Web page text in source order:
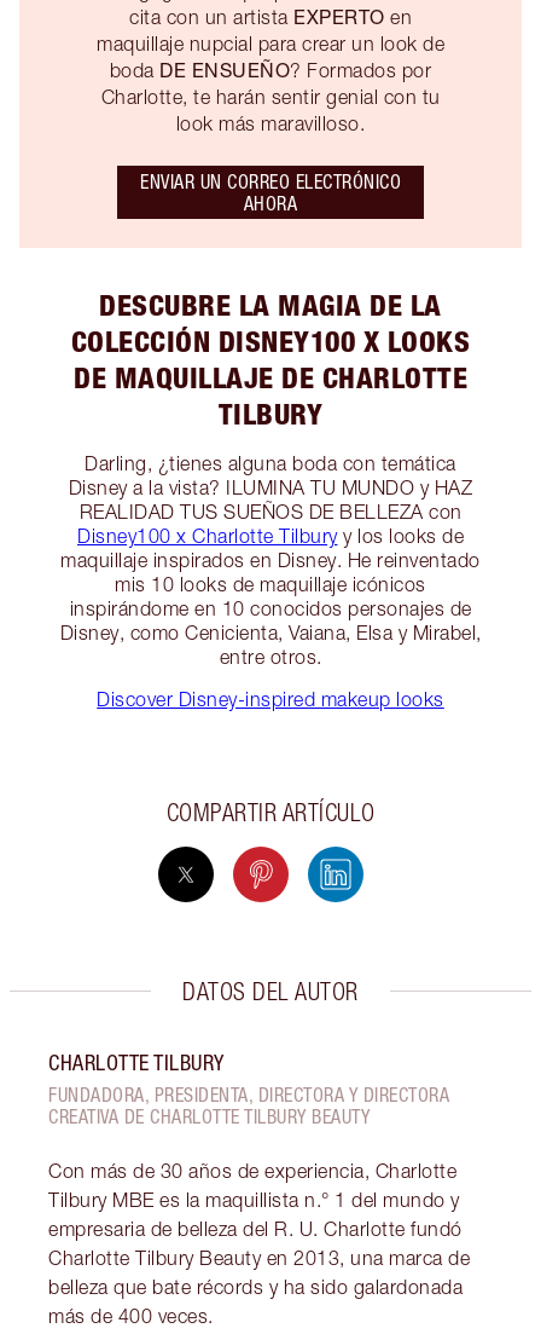
cita con un artista EXPERTO en
maquillaje nupcial para crear un look de
boda DE ENSUEÑO? Formados por
Charlotte, te harán sentir genial con tu
look más maravilloso.
ENVIAR UN CORREO ELECTRÓNICO
AHORA
DESCUBRE LA MAGIA DE LA
COLECCIÓN DISNEY100 X LOOKS
DE MAQUILLAJE DE CHARLOTTE
TILBURY
Darling, ¿tienes alguna boda con temática
Disney a la vista? ILUMINA TU MUNDO y HAZ
REALIDAD TUS SUEÑOS DE BELLEZA con
Disney100 x Charlotte Tilburyy los looks de
maquillaje inspirados en Disney. He reinventado
mis 10 looks de maquillaje icónicos
inspirándome en 10 conocidos personajes de
Disney, como Cenicienta, Vaiana, Elsa y Mirabel,
entre otros.
Discover Disney-inspired makeup looks
COMPARTIR ARTÍCULO
DATOS DEL AUTOR
CHARLOTTE TILBURY
FUNDADORA, PRESIDENTA, DIRECTORA Y DIRECTORA
CREATIVA DE CHARLOTTE TILBURY BEAUTY
Con más de 30 años de experiencia, Charlotte
Tilbury MBE es la maquillista n.° 1 del mundo y
empresaria de belleza del R. U. Charlotte fundó
Charlotte Tilbury Beauty en 2013, una marca de
belleza que bate récords y ha sido galardonada
más de 400 veces.